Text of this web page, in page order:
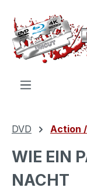
Zum Hauptinhalt
DVD Action
WIE EIN
NACHT